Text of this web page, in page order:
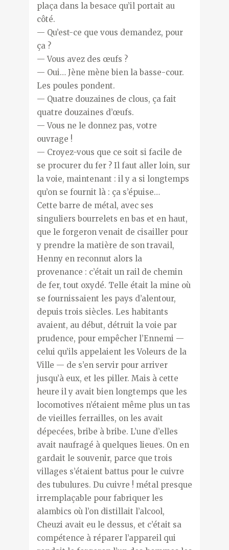
plaça dans la besace qu’il portait au
côté.
— Qu’est-ce que vous demandez, pour
ça ?
— Vous avez des œufs ?
— Oui… Jène mène bien la basse-cour.
Les poules pondent.
— Quatre douzaines de clous, ça fait
quatre douzaines d’œufs.
— Vous ne le donnez pas, votre
ouvrage !
— Croyez-vous que ce soit si facile de
se procurer du fer ? Il faut aller loin, sur
la voie, maintenant : il y a si longtemps
qu’on se fournit là : ça s’épuise…
Cette barre de métal, avec ses
singuliers bourrelets en bas et en haut,
que le forgeron venait de cisailler pour
y prendre la matière de son travail,
Henny en reconnut alors la
provenance : c’était un rail de chemin
de fer, tout oxydé. Telle était la mine où
se fournissaient les pays d’alentour,
depuis trois siècles. Les habitants
avaient, au début, détruit la voie par
prudence, pour empêcher l’Ennemi —
celui qu’ils appelaient les Voleurs de la
Ville — de s’en servir pour arriver
jusqu’à eux, et les piller. Mais à cette
heure il y avait bien longtemps que les
locomotives n’étaient même plus un tas
de vieilles ferrailles, on les avait
dépecées, bribe à bribe. L’une d’elles
avait naufragé à quelques lieues. On en
gardait le souvenir, parce que trois
villages s’étaient battus pour le cuivre
des tubulures. Du cuivre ! métal presque
irremplaçable pour fabriquer les
alambics où l’on distillait l’alcool,
Cheuzi avait eu le dessus, et c’était sa
compétence à réparer l’appareil qui